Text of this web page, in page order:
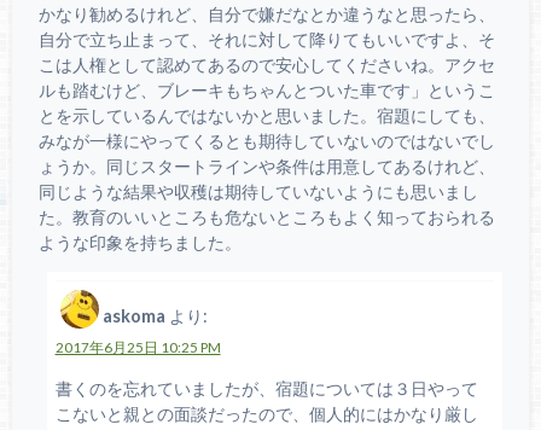
かなり勧めるけれど、自分で嫌だなとか違うなと思ったら、
自分で立ち止まって、それに対して降りてもいいですよ、そ
こは人権として認めてあるので安心してくださいね。アクセ
ルも踏むけど、ブレーキもちゃんとついた車です」というこ
とを示しているんではないかと思いました。宿題にしても、
みなが一様にやってくるとも期待していないのではないでし
ょうか。同じスタートラインや条件は用意してあるけれど、
同じような結果や収穫は期待していないようにも思いまし
た。教育のいいところも危ないところもよく知っておられる
ような印象を持ちました。
askoma より:
2017年6月25日 10:25 PM
書くのを忘れていましたが、宿題については３日やって
こないと親との面談だったので、個人的にはかなり厳し